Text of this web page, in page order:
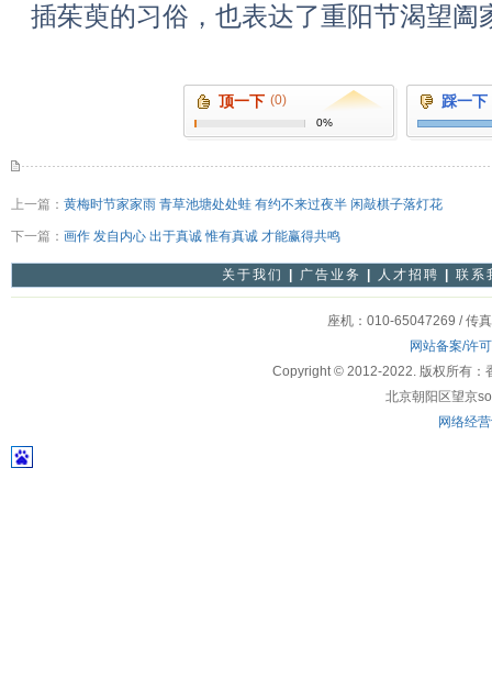
插茱萸的习俗，也表达了重阳节渴望阖
顶一下 (0)
0%
踩一下
上一篇： 黄梅时节家家雨 青草池塘处处蛙 有约不来过夜半 闲敲棋子落灯花
下一篇： 画作 发自内心 出于真诚 惟有真诚 才能赢得共鸣
关于我们 广告业务 人才招聘 联系
座机：010-65047269 / 传
网站备案/许
Copyright © 2012-2022. 版权所有：
北京朝阳区望京
网络经